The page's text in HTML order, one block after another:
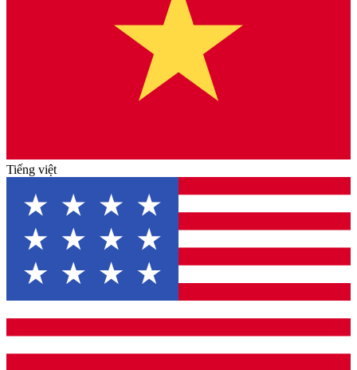
Tiếng việt